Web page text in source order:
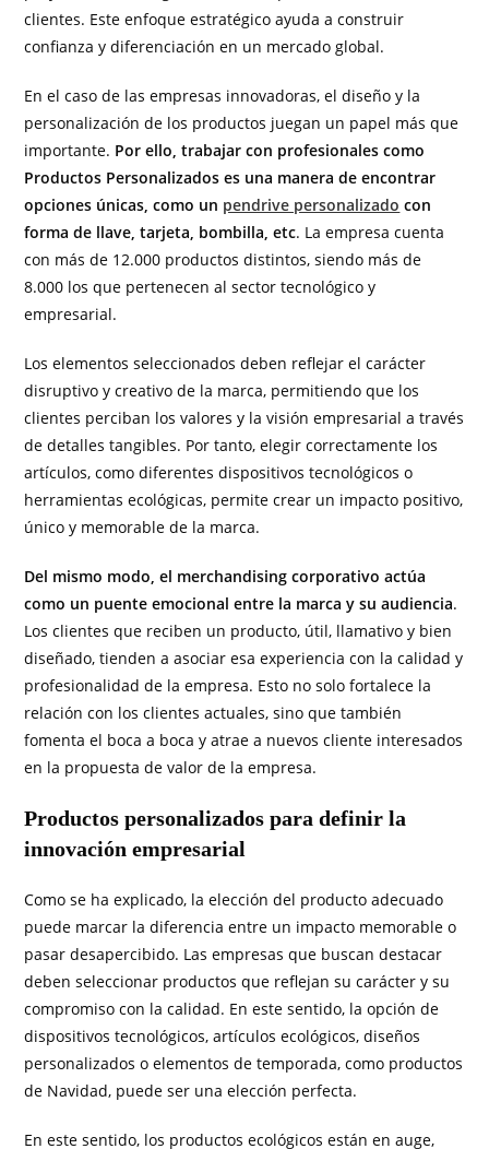
clientes. Este enfoque estratégico ayuda a construir
confianza y diferenciación en un mercado global.
En el caso de las empresas innovadoras, el diseño y la
personalización de los productos juegan un papel más que
importante. Por ello, trabajar con profesionales como
Productos Personalizados es una manera de encontrar
opciones únicas, como un pendrive personalizado con
forma de llave, tarjeta, bombilla, etc. La empresa cuenta
con más de 12.000 productos distintos, siendo más de
8.000 los que pertenecen al sector tecnológico y
empresarial.
Los elementos seleccionados deben reflejar el carácter
disruptivo y creativo de la marca, permitiendo que los
clientes perciban los valores y la visión empresarial a través
de detalles tangibles. Por tanto, elegir correctamente los
artículos, como diferentes dispositivos tecnológicos o
herramientas ecológicas, permite crear un impacto positivo,
único y memorable de la marca.
Del mismo modo, el merchandising corporativo actúa
como un puente emocional entre la marca y su audiencia.
Los clientes que reciben un producto, útil, llamativo y bien
diseñado, tienden a asociar esa experiencia con la calidad y
profesionalidad de la empresa. Esto no solo fortalece la
relación con los clientes actuales, sino que también
fomenta el boca a boca y atrae a nuevos cliente interesados
en la propuesta de valor de la empresa.
Productos personalizados para definir la
innovación empresarial
Como se ha explicado, la elección del producto adecuado
puede marcar la diferencia entre un impacto memorable o
pasar desapercibido. Las empresas que buscan destacar
deben seleccionar productos que reflejan su carácter y su
compromiso con la calidad. En este sentido, la opción de
dispositivos tecnológicos, artículos ecológicos, diseños
personalizados o elementos de temporada, como productos
de Navidad, puede ser una elección perfecta.
En este sentido, los productos ecológicos están en auge,